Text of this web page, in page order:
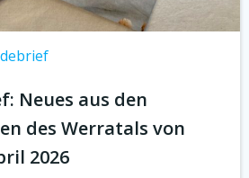
Neues aus den
des Werratals von
2026